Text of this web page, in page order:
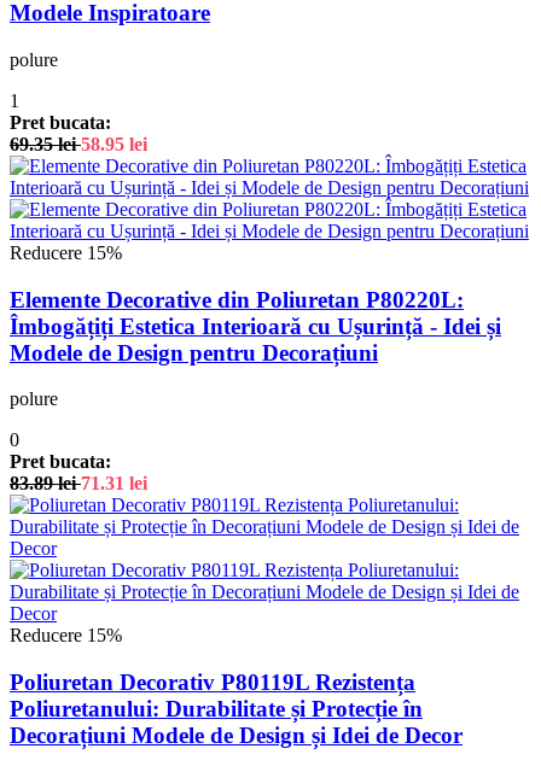
Modele Inspiratoare
polure
1
Pret bucata:
69.35lei 58.95 lei
Reducere 15%
Elemente Decorative din Poliuretan P80220L:
Îmbogățiți Estetica Interioară cu Ușurință - Idei și
Modele de Design pentru Decorațiuni
polure
0
Pret bucata:
83.89lei 71.31 lei
Reducere 15%
Poliuretan Decorativ P80119L Rezistența
Poliuretanului: Durabilitate și Protecție în
Decorațiuni Modele de Design și Idei de Decor